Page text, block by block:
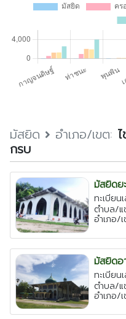
จันทบุรี
ชุมพร
ตรัง
นครนายก
นครศรีธรรมราช
ประจวบคีรีขันธ์
ปัตตานี
พังงา
พัทลุง
ภูเก็ต
ยะลา
ระนอง
สตูล
สระบุรี
สุราษฎร์ธานี
มัสยิด อำเภอ/เขต:
กรบ
มัสยิดย
ทะเบียน
ตำบล/แ
อำเภอ/
มัสยิด
ทะเบียน
ตำบล/แ
อำเภอ/